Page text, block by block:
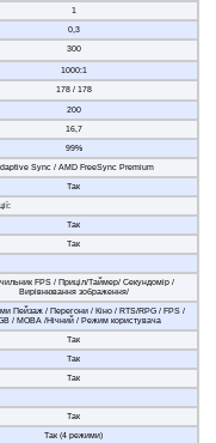
1
0,3
300
1000:1
178 / 178
200
16,7
99%
Sync / AMD FreeSync Premium
Так
Так
Так
FPS / Приціл/Таймер/ Секундомір /
Вирівнювання зображення/
Пейзаж / Перегони / Кіно / RTS/RPG / FPS /
/ MOBA /Нічний / Режим користувача
Так
Так
Так
Так
Так (4 режими)